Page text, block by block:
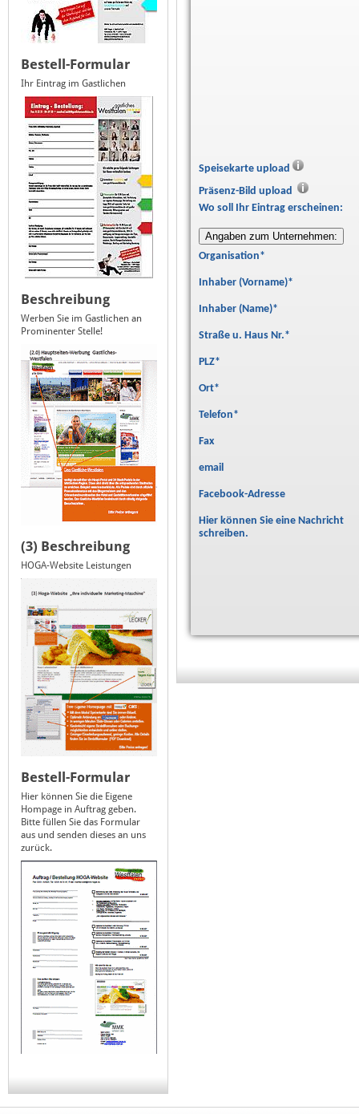
Bestell-Formular
Ihr Eintrag im Gastlichen
Beschreibung
Werben Sie im Gastlichen an
Prominenter Stelle!
(3) Beschreibung
HOGA-Website Leistungen
Bestell-Formular
Hier können Sie die Eigene
Hompage in Auftrag geben.
Bitte füllen Sie das Formular
aus und senden dieses an uns
zurück.
Speisekarte upload
Präsenz-Bild upload
Wo soll Ihr Eintrag erscheinen:
Organisation*
Inhaber (Vorname)*
Inhaber (Name)*
Straße u. Haus Nr.*
PLZ*
Ort*
Telefon*
Fax
email
Facebook-Adresse
Hier können Sie eine Nachricht
schreiben.